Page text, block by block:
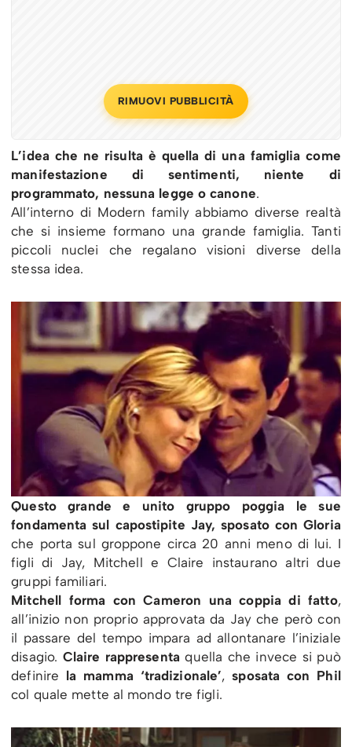
RIMUOVI PUBBLICITÀ
L’idea che ne risulta è quella di una famiglia come
manifestazione di sentimenti, niente di
programmato, nessuna legge o canone.
All’interno di Modern family abbiamo diverse realtà
che si insieme formano una grande famiglia. Tanti
piccoli nuclei che regalano visioni diverse della
stessa idea.
Questo grande e unito gruppo poggia le sue
fondamenta sul capostipite Jay, sposato con Gloria
che porta sul groppone circa 20 anni meno di lui. I
figli di Jay, Mitchell e Claire instaurano altri due
gruppi familiari.
Mitchell forma con Cameron una coppia di fatto,
all’inizio non proprio approvata da Jay che però con
il passare del tempo impara ad allontanare l’iniziale
disagio. Claire rappresenta quella che invece si può
definire la mamma ‘tradizionale’,sposata con Phil
col quale mette al mondo tre figli.